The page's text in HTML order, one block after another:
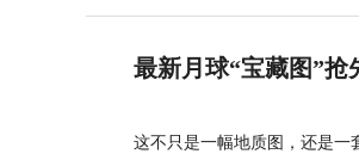
最新月球“宝藏图”抢
这不只是一幅地质图，还是一